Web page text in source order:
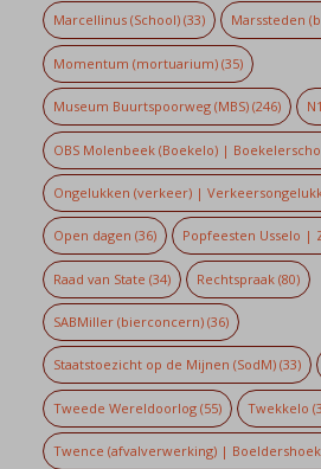
Marcellinus (School)(33) Marssteden
Momentum (mortuarium)(35)
Museum Buurtspoorweg (MBS)(246)
OBS Molenbeek (Boekelo) |
Ongelukken (verkeer) |
Open dagen (36) Popfeesten Usselo |
Raad van State (34) Rechtspraak (80)
SABMiller (bierconcern)(36)
Staatstoezicht op de Mijnen (SodM)(33)
Tweede Wereldoorlog(55) Twekkelo
Twence (afvalverwerking) | Boeldershoek